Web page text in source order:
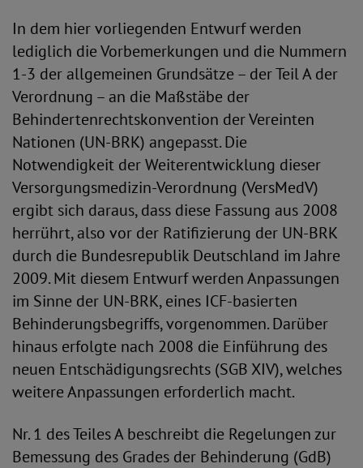
In dem hier vorliegenden Entwurf werden
lediglich die Vorbemerkungen und die Nummern
1-3 der allgemeinen Grundsätze – der Teil A der
Verordnung – an die Maßstäbe der
Behindertenrechtskonvention der Vereinten
Nationen (UN-BRK) angepasst. Die
Notwendigkeit der Weiterentwicklung dieser
Versorgungsmedizin-Verordnung (VersMedV)
ergibt sich daraus, dass diese Fassung aus 2008
herrührt, also vor der Ratifizierung der UN-BRK
durch die Bundesrepublik Deutschland im Jahre
2009. Mit diesem Entwurf werden Anpassungen
im Sinne der UN-BRK, eines ICF-basierten
Behinderungsbegriffs, vorgenommen. Darüber
hinaus erfolgte nach 2008 die Einführung des
neuen Entschädigungsrechts (SGB XIV), welches
weitere Anpassungen erforderlich macht.
Nr. 1 des Teiles A beschreibt die Regelungen zur
Bemessung des Grades der Behinderung (GdB)